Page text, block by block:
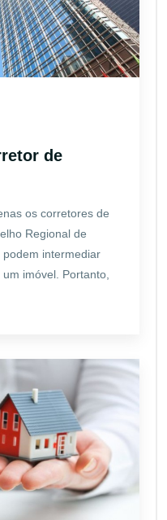
de
os corretores de
Regional de
intermediar
imóvel. Portanto,